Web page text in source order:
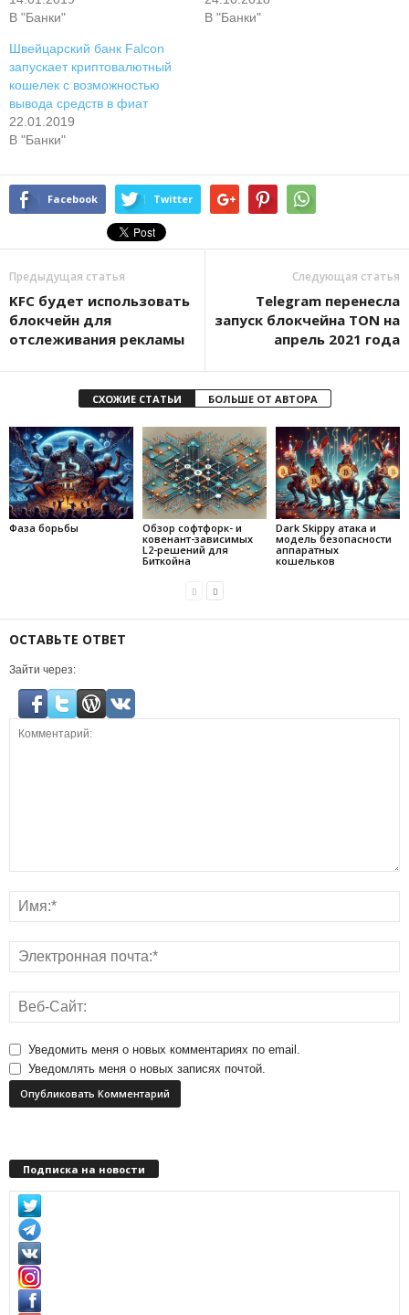
В "Банки"
В "Банки"
Швейцарский банк Falcon
запускает криптовалютный
кошелек с возможностью
вывода средств в фиат
22.01.2019
В "Банки"
Facebook Twitter
Предыдущая статья
KFC будет использовать
блокчейн для
отслеживания рекламы
Следующая статья
Telegram перенесла
запуск блокчейна TON на
апрель 2021 года
СХОЖИЕ СТАТЬИ БОЛЬШЕ ОТ АВТОРА
Фаза борьбы
Обзор софтфорк- и
ковенант-зависимых
L2-решений для
Биткойна
Dark Skippy атака и
модель безопасности
аппаратных
кошельков
ОСТАВЬТЕ ОТВЕТ
Зайти через:
Уведомить меня о новых комментариях по email.
Уведомлять меня о новых записях почтой.
Подписка на новости